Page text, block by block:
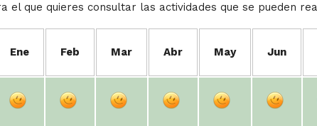
el que quieres consultar las actividades que se pueden
Ene Feb Mar Abr May Jun